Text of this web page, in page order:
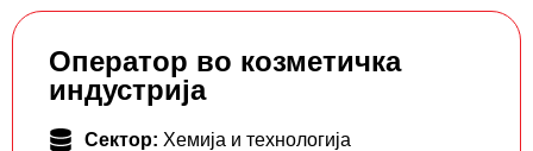
Оператор во козметичка
индустрија
Сектор: Хемија и технологија